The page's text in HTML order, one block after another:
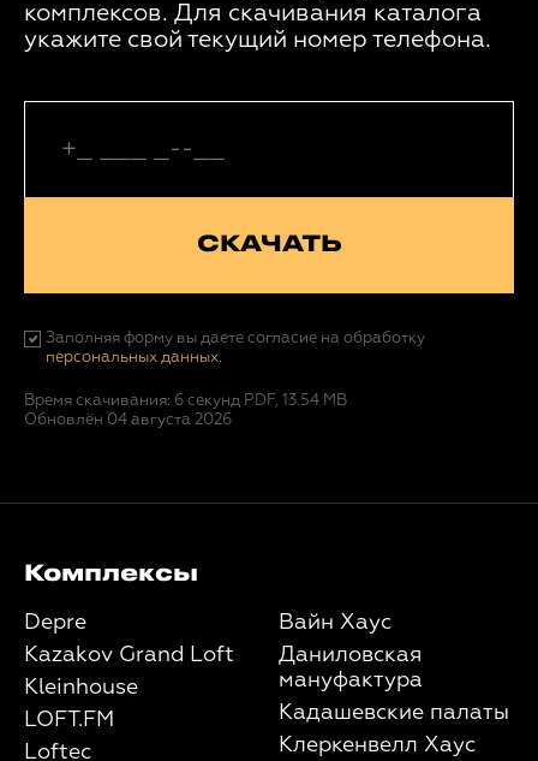
комплексов. Для скачивания каталога
укажите свой текущий номер телефона.
СКАЧАТЬ
Заполняя форму вы даете согласие на обработку
персональных данных.
Время скачивания: 6 секунд PDF, 13.54 MB
Обновлён 04 августа 2026
Комплексы
Depre
Kazakov Grand Loft
Kleinhouse
LOFT.FM
Loftec
Вайн Хаус
Даниловская
мануфактура
Кадашевские палаты
Клеркенвелл Хаус